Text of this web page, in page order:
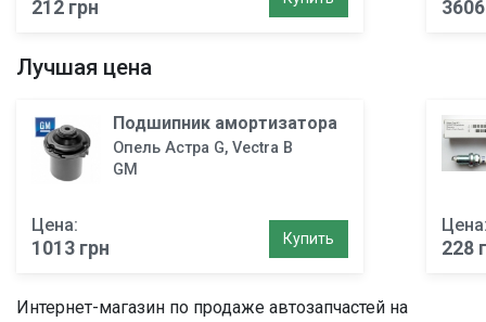
212 грн
Лучшая цена
Подшипник амортизатора
Опель Астра G, Vectra B
GM
Цена:
1013 грн Купить 228
Интернет-магазин по продаже автозапчастей на